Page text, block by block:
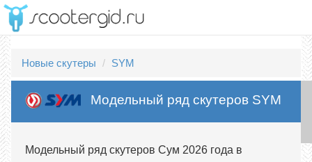
Новые скутеры SYM
Модельный ряд скутеров SYM
Модельный ряд скутеров Сум 2026 года в